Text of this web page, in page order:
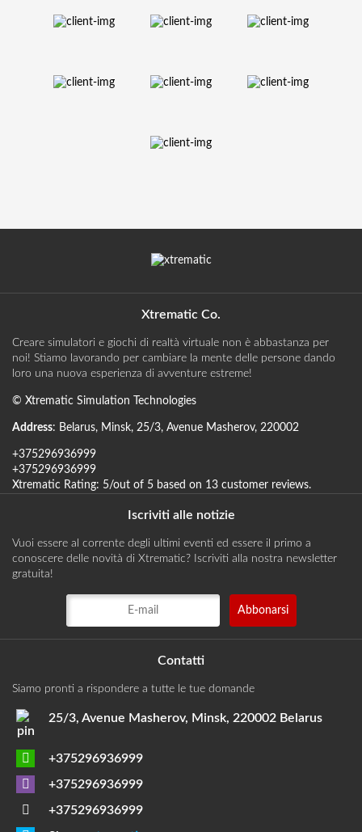
Xtrematic Co.
Creare simulatori e giochi di realtà virtuale non è abbastanza per
noi! Stiamo lavorando per cambiare la mente delle persone dando
loro una nuova esperienza di avventure estreme!
© Xtrematic Simulation Technologies
Address: Belarus, Minsk, 25/3, Avenue Masherov, 220002
+375296936999
+375296936999
Xtrematic Rating: 5/out of 5 based on 13 customer reviews.
Iscriviti alle notizie
Vuoi essere al corrente degli ultimi eventi ed essere il primo a
conoscere delle novità di Xtrematic? Iscriviti alla nostra newsletter
gratuita!
Contatti
Siamo pronti a rispondere a tutte le tue domande
25/3, Avenue Masherov, Minsk, 220002 Belarus
+375296936999
+375296936999
+375296936999